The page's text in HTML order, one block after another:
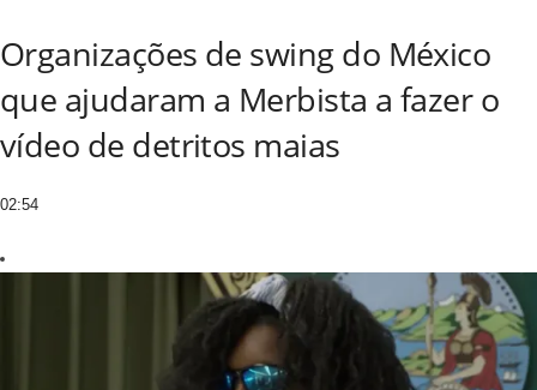
Organizações de swing do México
que ajudaram a Merbista a fazer o
vídeo de detritos maias
02:54